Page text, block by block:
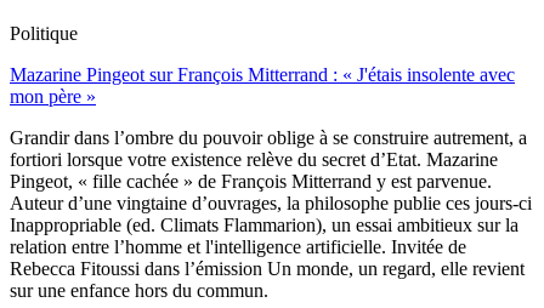
Politique
Mazarine Pingeot sur François Mitterrand : « J'étais insolente avec
mon père »
Grandir dans l’ombre du pouvoir oblige à se construire autrement, a
fortiori lorsque votre existence relève du secret d’Etat. Mazarine
Pingeot, « fille cachée » de François Mitterrand y est parvenue.
Auteur d’une vingtaine d’ouvrages, la philosophe publie ces jours-ci
Inappropriable (ed. Climats Flammarion), un essai ambitieux sur la
relation entre l’homme et l'intelligence artificielle. Invitée de
Rebecca Fitoussi dans l’émission Un monde, un regard, elle revient
sur une enfance hors du commun.